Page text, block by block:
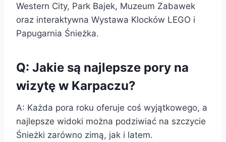
Western City, Park Bajek, Muzeum Zabawek
oraz interaktywna Wystawa Klocków LEGO i
Papugarnia Śnieżka.
Q: Jakie są najlepsze pory na
wizytę w Karpaczu?
A: Każda pora roku oferuje coś wyjątkowego, a
najlepsze widoki można podziwiać na szczycie
Śnieżki zarówno zimą, jak i latem.